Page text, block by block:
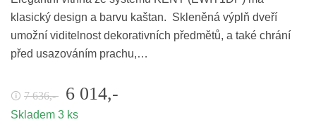
klasický design a barvu kaštan. Skleněná výplň dveří
umožní viditelnost dekorativních předmětů, a také chrání
před usazováním prachu,…
🛈 7 636,- 6 014,-
Skladem 3 ks